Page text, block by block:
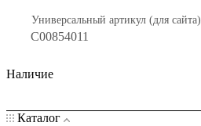
Универсальный артикул (для сайта)
С00854011
Наличие
Каталог